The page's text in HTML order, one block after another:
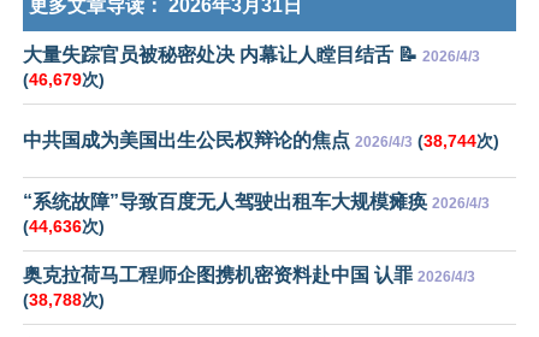
更多文章导读： 2026年3月31日
大量失踪官员被秘密处决 内幕让人瞠目结舌 📝 2026/4/3
(46,679次)
中共国成为美国出生公民权辩论的焦点 2026/4/3 (38,744次)
“系统故障”导致百度无人驾驶出租车大规模瘫痪 2026/4/3
(44,636次)
奥克拉荷马工程师企图携机密资料赴中国 认罪 2026/4/3
(38,788次)